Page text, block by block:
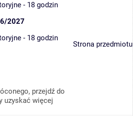
- 18 godzin
2027
- 18 godzin
przejdź do
uzyskać więcej
Strona przedmiotu